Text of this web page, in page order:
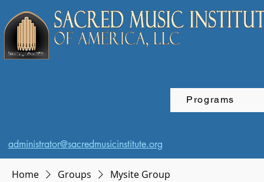
Programs
administrator@sacredmusicinstitute.org
Home Groups Mysite Group